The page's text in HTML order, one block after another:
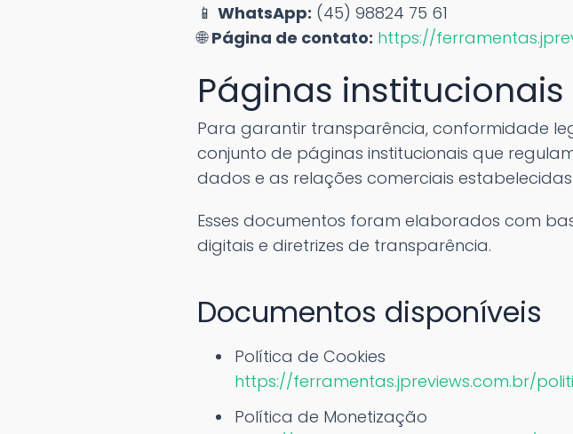
📱 WhatsApp: (45) 98824 75 61
🌐Página de contato: https://
Páginas
Para garantir transparência, conformidade
conjunto de páginas institucionais que
dados e as relações comerciais
Esses documentos foram elaborados com
digitais e diretrizes de transparência.
Documentos disponíveis
Política de Cookies
https://ferramentas.jpreviews.com.br/
Política de Monetização